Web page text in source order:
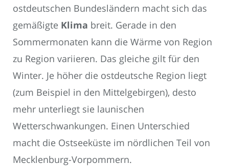
ostdeutschen Bundesländern macht sich das
gemäßigte Klima breit. Gerade in den
Sommermonaten kann die Wärme von Region
zu Region variieren. Das gleiche gilt für den
Winter. Je höher die ostdeutsche Region liegt
(zum Beispiel in den Mittelgebirgen), desto
mehr unterliegt sie launischen
Wetterschwankungen. Einen Unterschied
macht die Ostseeküste im nördlichen Teil von
Mecklenburg-Vorpommern.